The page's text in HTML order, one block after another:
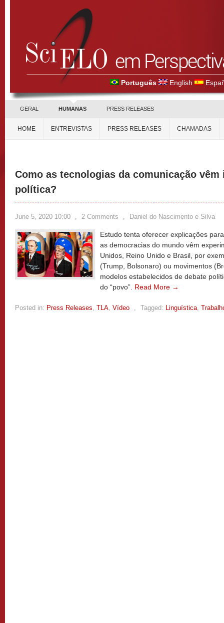
Português English
GERAL HUMANAS PRESS RELEASES
HOME ENTREVISTAS PRESS RELEASES CHAMADAS
Como as tecnologias da comunicação
política?
June 5, 2020 10:00 , 2 Comments , Daniel do Nascimento e Silva
Estudo tenta oferecer explicações
as democracias do mundo vêm
Unidos, Reino Unido e Brasil, por
(Trump, Bolsonaro) ou movimentos
modelos estabelecidos de debate
do “povo”. Read More →
Posted in: Press Releases, TLA, Vídeo , Tagged: Linguística,